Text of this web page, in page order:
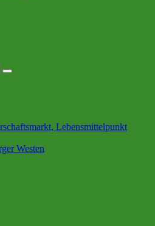
Lebensmittelpunkt
Westen